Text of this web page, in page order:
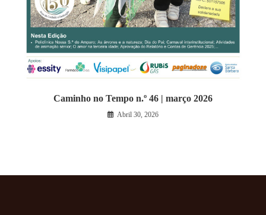
Caminho no Tempo n.º 46 | março 2026
Abril 30, 2026